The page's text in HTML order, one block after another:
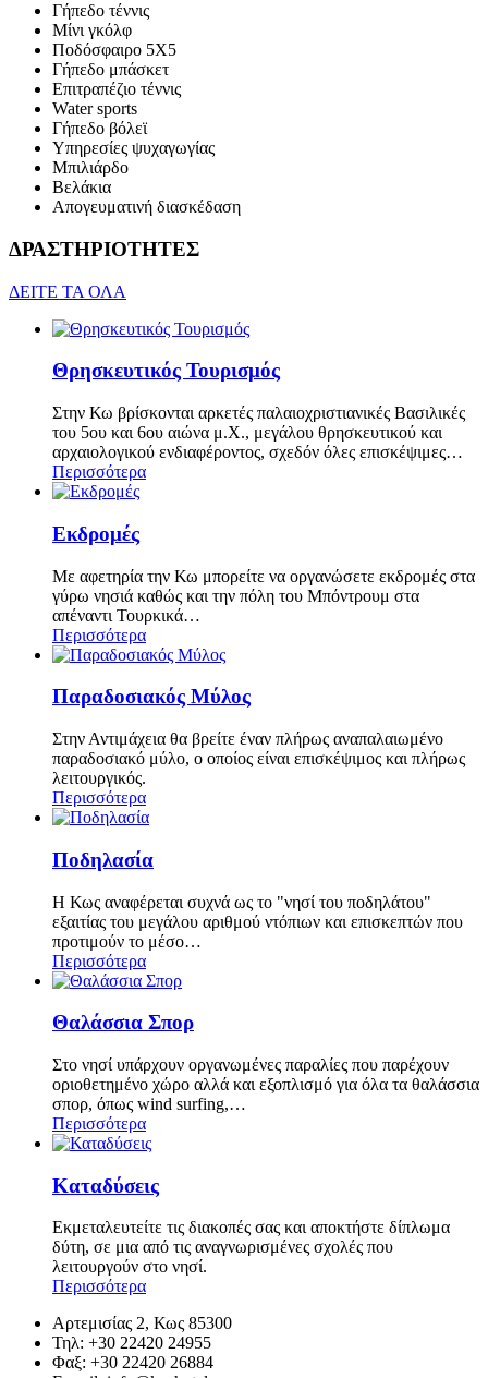
Γήπεδο τέννις
Μίνι γκόλφ
Ποδόσφαιρο 5Χ5
Γήπεδο μπάσκετ
Επιτραπέζιο τέννις
Water sports
Γήπεδο βόλεϊ
Υπηρεσίες ψυχαγωγίας
Μπιλιάρδο
Βελάκια
Απογευματινή διασκέδαση
ΔΡΑΣΤΗΡΙΟΤΗΤΕΣ
ΔΕΙΤΕ ΤΑ ΟΛΑ
Θρησκευτικός Τουρισμός
Στην Κω βρίσκονται αρκετές παλαιοχριστιανικές Βασιλικές
του 5ου και 6ου αιώνα μ.Χ., μεγάλου θρησκευτικού και
αρχαιολογικού ενδιαφέροντος, σχεδόν όλες επισκέψιμες…
Περισσότερα
Εκδρομές
Με αφετηρία την Κω μπορείτε να οργανώσετε εκδρομές στα
γύρω νησιά καθώς και την πόλη του Μπόντρουμ στα
απέναντι Τουρκικά…
Περισσότερα
Παραδοσιακός Μύλος
Στην Αντιμάχεια θα βρείτε έναν πλήρως αναπαλαιωμένο
παραδοσιακό μύλο, ο οποίος είναι επισκέψιμος και πλήρως
λειτουργικός.
Περισσότερα
Ποδηλασία
H Κως αναφέρεται συχνά ως το "νησί του ποδηλάτου"
εξαιτίας του μεγάλου αριθμού ντόπιων και επισκεπτών που
προτιμούν το μέσο…
Περισσότερα
Θαλάσσια Σπορ
Στο νησί υπάρχουν οργανωμένες παραλίες που παρέχουν
οριοθετημένο χώρο αλλά και εξοπλισμό για όλα τα θαλάσσια
σπορ, όπως wind surfing,…
Περισσότερα
Καταδύσεις
Εκμεταλευτείτε τις διακοπές σας και αποκτήστε δίπλωμα
δύτη, σε μια από τις αναγνωρισμένες σχολές που
λειτουργούν στο νησί.
Περισσότερα
Αρτεμισίας 2, Κως 85300
Τηλ: +30 22420 24955
Φαξ: +30 22420 26884